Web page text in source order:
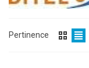
Pertinence